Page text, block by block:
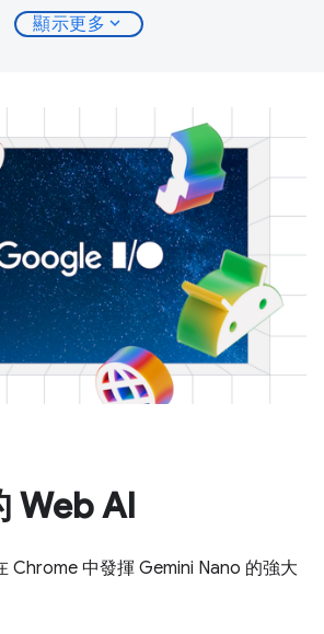
顯示更多 expand_more
Web AI
Chrome 中發揮 Gemini Nano 的強大